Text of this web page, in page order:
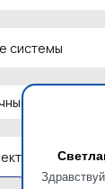
системы
разъемы